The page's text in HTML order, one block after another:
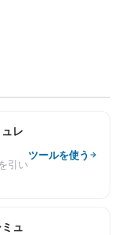
レ
引い
ツールを使う
ュ